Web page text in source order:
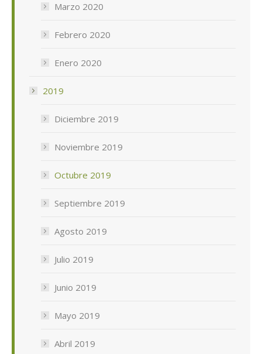
Marzo 2020
Febrero 2020
Enero 2020
2019
Diciembre 2019
Noviembre 2019
Octubre 2019
Septiembre 2019
Agosto 2019
Julio 2019
Junio 2019
Mayo 2019
Abril 2019